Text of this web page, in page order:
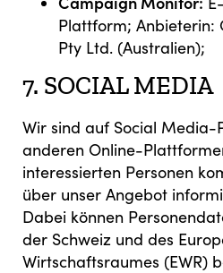
Plattform;
Pty Ltd. (Australien);
7. SOCIAL MEDIA
Wir sind auf Social
anderen Online-
interessierten Personen
über unser Angebot
Dabei können
der Schweiz und des
Wirtschaftsraumes (EWR)